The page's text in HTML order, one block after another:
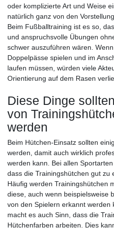
oder komplizierte Art und Weise
natürlich ganz von den
Beim Fußballtraining ist es so,
und anspruchsvolle Übungen
schwer auszuführen wären.
Doppelpässe spielen und im
laufen müssen, würden viele
Orientierung auf dem Rasen
Diese Dinge
von
werden
Beim Hütchen-Einsatz sollten
werden, damit auch wirklich
werden kann. Bei allen
dass die Trainingshütchen gut zu
Häufig werden Trainingshütchen
diese, auch wenn beispielsweise
von den Spielern erkannt werden
macht es auch Sinn, dass die
Hütchenfarben arbeiten. Dies